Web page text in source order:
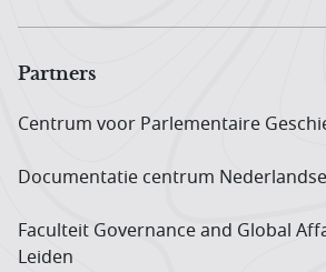
Partners
Centrum voor Parlementaire
Documentatie centrum
Faculteit Governance and Global
Leiden